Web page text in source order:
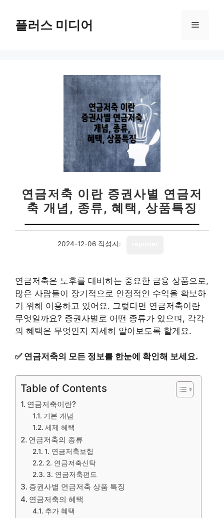
플러스 미디어 메
연금저축 이란 증권사별 연금저
축 개념, 종류, 혜택, 상품특징
2024-12-06 작성자:
연금저축은 노후를 대비하는 중요한 금융 상품으로,
많은 사람들이 장기적으로 안정적인 수익을 확보하
기 위해 이용하고 있어요. 그렇다면 연금저축이란
무엇일까요? 증권사별로 어떤 종류가 있으며, 각각
의 혜택은 무엇인지 자세히 알아보도록 할게요.
✅ 연금저축의 모든 정보를 한눈에 확인해 보세요.
Table of Contents
연금저축이란?
기본 개념
세제 혜택
연금저축의 종류
1. 연금저축보험
2. 연금저축신탁
3. 연금저축펀드
증권사별 연금저축 상품 특징
연금저축의 혜택
추가 혜택